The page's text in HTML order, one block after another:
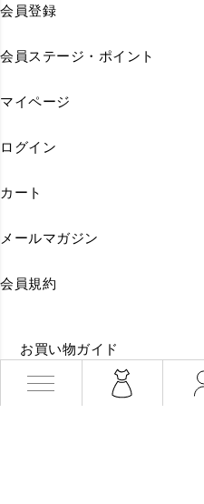
会員登録
会員ステージ・ポイント
マイページ
ログイン
カート
メールマガジン
会員規約
お買い物ガイド